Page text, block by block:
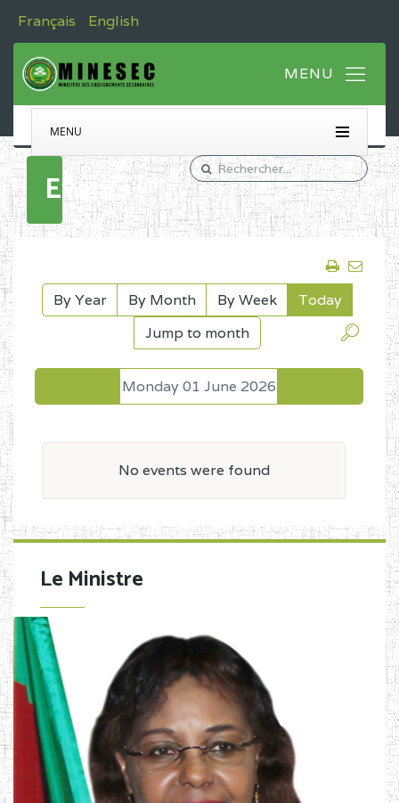
Français English
MENU
Events
By Year By Month By Week
Today
Jump to month
Monday 01 June 2026
No events were found
Le Ministre